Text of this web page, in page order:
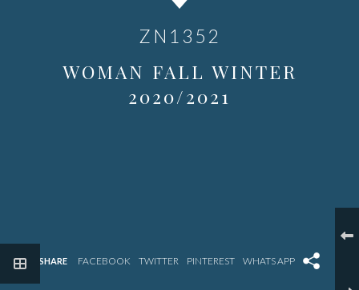
ZN1352
WOMAN FALL WINTER
2020/2021
SHARE